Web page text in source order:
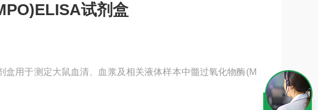
试剂盒
盒用于测定大鼠血清、血浆及相关液体样本中髓过氧化物酶(M